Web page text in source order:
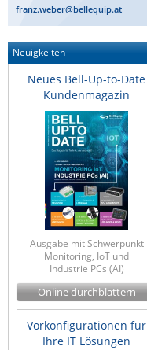
franz.weber@bellequip.at
Neuigkeiten
Neues Bell-Up-to-Date
Kundenmagazin
Ausgabe mit Schwerpunkt
Monitoring, IoT und
Industrie PCs (AI)
Online durchblättern
Vorkonfigurationen für
Ihre IT Lösungen